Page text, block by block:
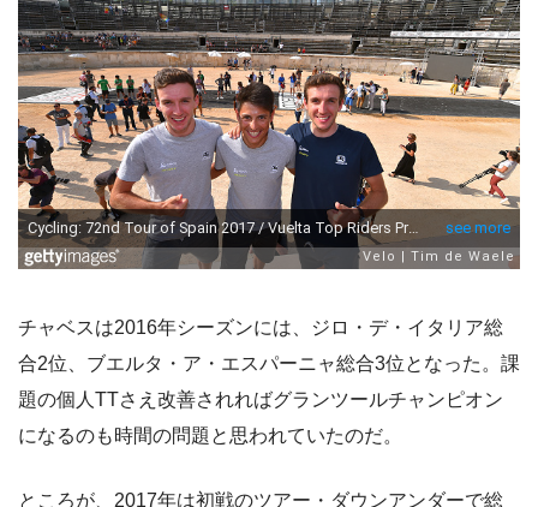
チャベスは2016年シーズンには、ジロ・デ・イタリア総
合2位、ブエルタ・ア・エスパーニャ総合3位となった。課
題の個人TTさえ改善されればグランツールチャンピオン
になるのも時間の問題と思われていたのだ。
ところが、2017年は初戦のツアー・ダウンアンダーで総